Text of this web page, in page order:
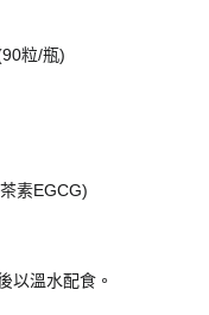
粒/瓶)
素EGCG)
以溫水配食。